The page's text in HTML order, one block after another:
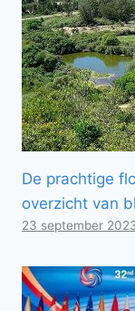
De prachtige
overzicht van
23 september